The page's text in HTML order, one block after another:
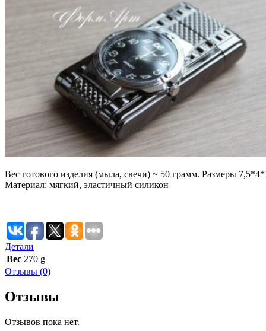
Вес готового изделия (мыла, свечи) ~ 50 грамм. Размеры
Материал: мягкий, эластичный силикон
Детали
Вес 270 g
Отзывы (0)
Отзывы
Отзывов пока нет.